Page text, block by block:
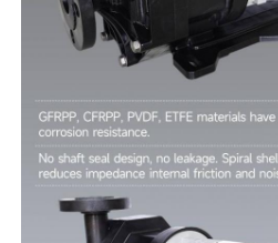
연락처
모든 케이스
견적 요청